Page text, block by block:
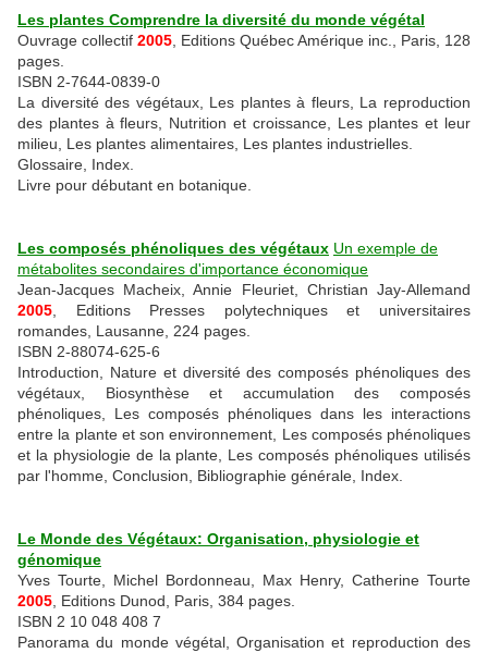
Les plantes Comprendre la diversité du monde végétal
Ouvrage collectif 2005 , Editions Québec Amérique inc., Paris, 128
pages.
ISBN 2-7644-0839-0
La diversité des végétaux, Les plantes à fleurs, La reproduction
des plantes à fleurs, Nutrition et croissance, Les plantes et leur
milieu, Les plantes alimentaires, Les plantes industrielles.
Glossaire, Index.
Livre pour débutant en botanique.
Les composés phénoliques des végétaux Un exemple de
métabolites secondaires d'importance économique
Jean-Jacques Macheix, Annie Fleuriet, Christian Jay-Allemand
2005 , Editions Presses polytechniques et universitaires
romandes, Lausanne, 224 pages.
ISBN 2-88074-625-6
Introduction, Nature et diversité des composés phénoliques des
végétaux, Biosynthèse et accumulation des composés
phénoliques, Les composés phénoliques dans les interactions
entre la plante et son environnement, Les composés phénoliques
et la physiologie de la plante, Les composés phénoliques utilisés
par l'homme, Conclusion, Bibliographie générale, Index.
Le Monde des Végétaux: Organisation, physiologie et
génomique
Yves Tourte, Michel Bordonneau, Max Henry, Catherine Tourte
2005 , Editions Dunod, Paris, 384 pages.
ISBN 2 10 048 408 7
Panorama du monde végétal, Organisation et reproduction des